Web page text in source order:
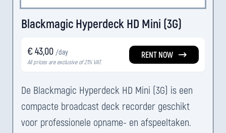
Blackmagic Hyperdeck HD Mini (3G)
€ 43,00 /day
All prices are exclusive of 21% VAT.
RENT NOW
De Blackmagic Hyperdeck HD Mini (3G) is een
compacte broadcast deck recorder geschikt
voor professionele opname- en afspeeltaken.